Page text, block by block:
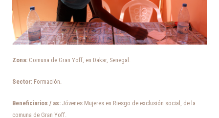
Zona: Comuna de Gran Yoff, en Dakar, Senegal.
Sector: Formación.
Beneficiarios / as: Jóvenes Mujeres en Riesgo de exclusión social, de la
comuna de Gran Yoff.